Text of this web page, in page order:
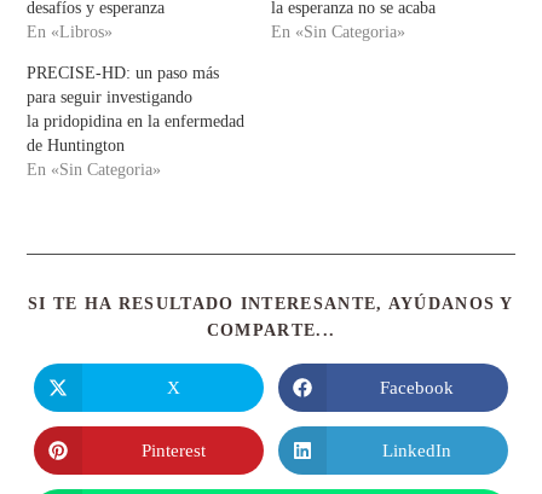
desafíos y esperanza
En «Libros»
la esperanza no se acaba
En «Sin Categoria»
PRECISE-HD: un paso más
para seguir investigando
la pridopidina en la enfermedad
de Huntington
En «Sin Categoria»
SI TE HA RESULTADO INTERESANTE, AYÚDANOS Y
COMPARTE...
X Facebook
Pinterest LinkedIn